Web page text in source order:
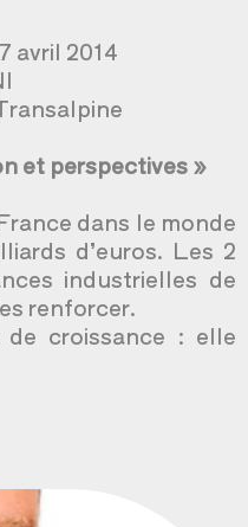
avril 2014
et perspectives »
dans le monde
d’euros. Les 2
industrielles de
renforcer.
croissance : elle